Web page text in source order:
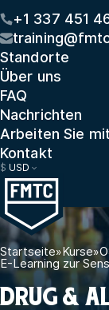
+1 337 451
Standorte
Über uns
FAQ
Nachrichten
Arbeiten Sie
Kontakt
$ USD
Startseite»Kurse»
E-Learning zur
DRUG &